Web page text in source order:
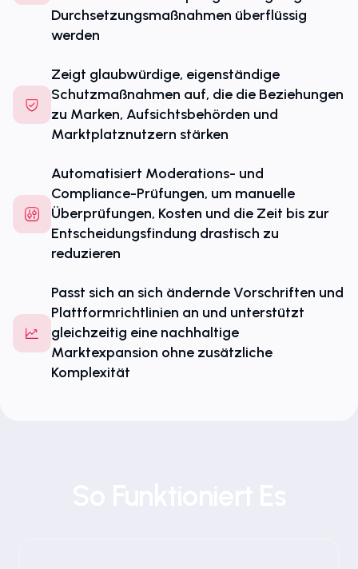
Durchsetzungsmaßnahmen überflüssig
werden
Zeigt glaubwürdige, eigenständige
Schutzmaßnahmen auf, die die Beziehungen
zu Marken, Aufsichtsbehörden und
Marktplatznutzern stärken
Automatisiert Moderations- und
Compliance-Prüfungen, um manuelle
Überprüfungen, Kosten und die Zeit bis zur
Entscheidungsfindung drastisch zu
reduzieren
Passt sich an sich ändernde Vorschriften und
Plattformrichtlinien an und unterstützt
gleichzeitig eine nachhaltige
Marktexpansion ohne zusätzliche
Komplexität